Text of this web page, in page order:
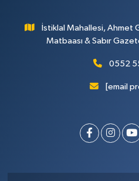
İstiklal Mahallesi, Ahmet
Matbaası & Sabır
0552
[email